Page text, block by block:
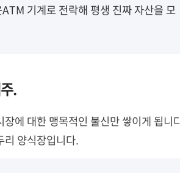
기계로 전락해 평생 진짜 자산을 모
.
에 대한 맹목적인 불신만 쌓이게 됩니
리 양식장입니다.